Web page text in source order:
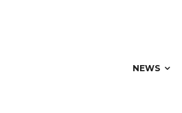
NEWS
single «